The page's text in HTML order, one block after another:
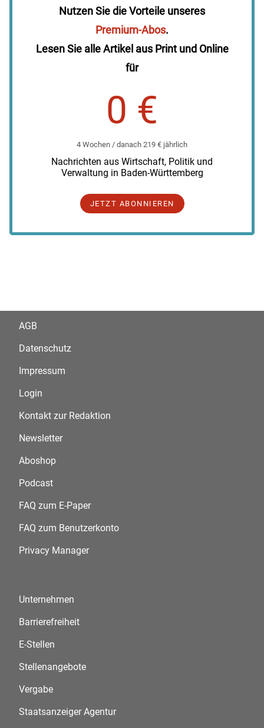
Nutzen Sie die Vorteile unseres
Premium-Abos.
Lesen Sie alle Artikel aus Print und Online
für
0 €
4 Wochen / danach 219 € jährlich
Nachrichten aus Wirtschaft, Politik und
Verwaltung in Baden-Württemberg
JETZT ABONNIEREN
AGB
Datenschutz
Impressum
Login
Kontakt zur Redaktion
Newsletter
Aboshop
Podcast
FAQ zum E-Paper
FAQ zum Benutzerkonto
Privacy Manager
Unternehmen
Barrierefreiheit
E-Stellen
Stellenangebote
Vergabe
Staatsanzeiger Agentur